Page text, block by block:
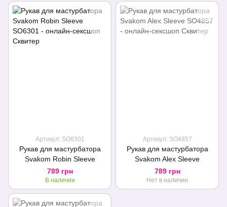
Артикул: SO6301
Рукав для мастурбатора
Svakom Robin Sleeve
789 грн
В наличии
Артикул: SO4857
Рукав для мастурбатора
Svakom Alex Sleeve
789 грн
Нет в наличии